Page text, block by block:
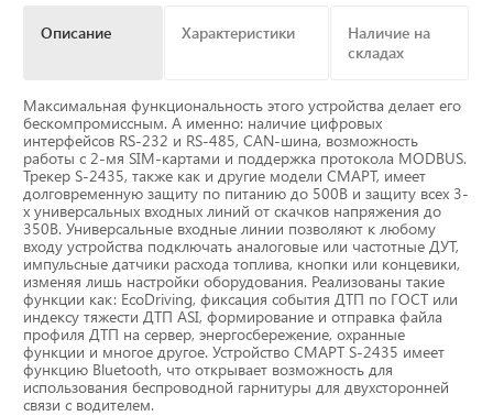
Приборные панели
Видеонаблюдение на транспорте
GPS и ГЛОНАСС трекеры
Датчики уровня топлива
Блоки СКЗИ (НКМ)
Тахографы
Элементы питания
Описание Характеристики
Наличие на
складах
Максимальная функциональность этого устройства делает его
бескомпромиссным. А именно: наличие цифровых
интерфейсов RS-232 и RS-485, CAN-шина, возможность
работы с 2-мя SIM-картами и поддержка протокола MODBUS.
Трекер S-2435, также как и другие модели СМАРТ, имеет
долговременную защиту по питанию до 500В и защиту всех 3-
х универсальных входных линий от скачков напряжения до
350В. Универсальные входные линии позволяют к любому
входу устройства подключать аналоговые или частотные ДУТ,
импульсные датчики расхода топлива, кнопки или концевики,
изменяя лишь настройки оборудования. Реализованы такие
функции как: EcoDriving, фиксация события ДТП по ГОСТ или
индексу тяжести ДТП ASI, формирование и отправка файла
профиля ДТП на сервер, энергосбережение, охранные
функции и многое другое. Устройство СМАРТ S-2435 имеет
функцию Bluetooth, что открывает возможность для
использования беспроводной гарнитуры для двухсторонней
связи с водителем.